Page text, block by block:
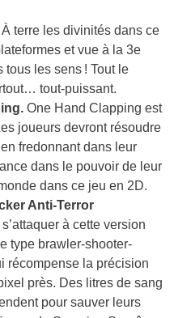
À terre les divinités dans ce
et vue à la 3e
tous les sens ! Tout le
tout-puissant.
One Hand Clapping est
joueurs devront résoudre
fredonnant dans leur
dans le pouvoir de leur
dans ce jeu en 2D.
Anti-Terror
à cette version
type brawler-shooter-
récompense la précision
près. Des litres de sang
pour sauver leurs